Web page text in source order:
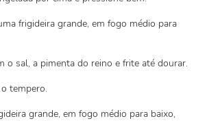
frigideira grande, em fogo médio para
o sal, a pimenta do reino e frite até dourar.
tempero.
grande, em fogo médio para baixo,